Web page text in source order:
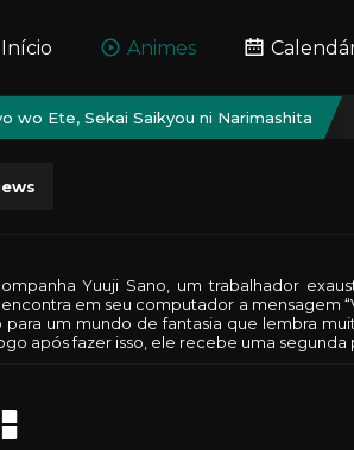
Início Animes
wo Ete, Sekai Saikyou ni Narimashita
Yuuji Sano, um trabalhador
em seu computador a mensagem
para um mundo de fantasia que lembra
após fazer isso, ele recebe uma segunda